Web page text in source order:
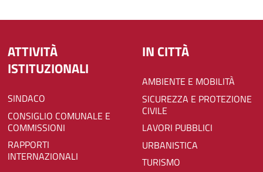
ATTIVITÀ
ISTITUZIONALI
SINDACO
CONSIGLIO COMUNALE E
COMMISSIONI
RAPPORTI
INTERNAZIONALI
IN CITTÀ
AMBIENTE E MOBILITÀ
SICUREZZA E PROTEZIONE
CIVILE
LAVORI PUBBLICI
URBANISTICA
TURISMO